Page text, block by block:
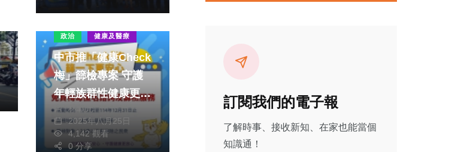
政治 健康及醫療
中市推「健康Check
梅」篩檢專案 守護
年輕族群性健康更安
心 林獻元
2025年八月25日
4,142 觀看
0 分享
訂閱我們的電子報
了解時事、接收新知、在家也能當個
知識通！